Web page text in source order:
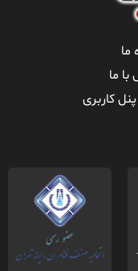
ما
ما
کاربری